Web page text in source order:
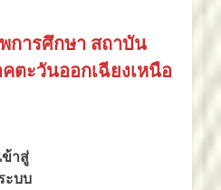
การศึกษา สถาบัน
ตะวันออกเฉียงเหนือ
ข้าสู่
ะบบ